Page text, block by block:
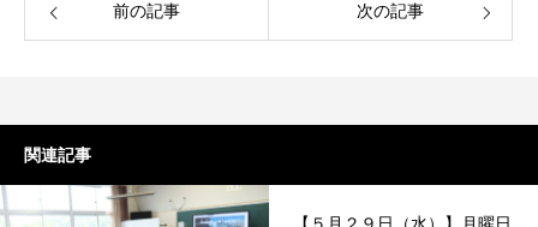
前の記事 次の記事
関連記事